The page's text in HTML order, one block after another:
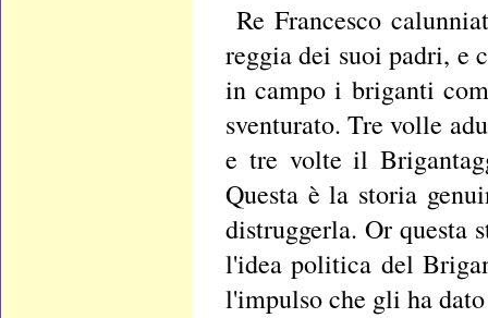
Re Francesco
reggia dei suoi padri, e
in campo i briganti
sventurato. Tre volle
e tre volte il
Questa è la storia
distruggerla. Or questa
l'idea politica del
l'impulso che gli ha